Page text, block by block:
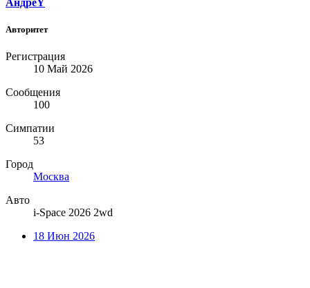
Авторитет
Регистрация
10 Май 2026
Сообщения
100
Симпатии
53
Город
Москва
Авто
i-Space 2026 2wd
18 Июн 2026